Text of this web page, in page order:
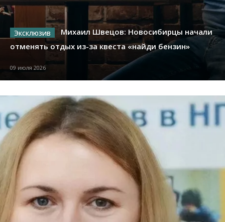
Михаил Швецов: Новосибирцы начали
отменять отдых из-за квеста «найди бензин»
09 июля 2026